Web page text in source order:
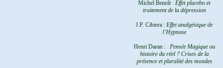
Michel Benoît : Effet placebo et
traitement de la dépression
J.P. Cibiera : Effet analgésique de
l’Hypnose
Henri Daran : Pensée Magique ou
histoire du réel ?Crises de la
présence et pluralité des mondes